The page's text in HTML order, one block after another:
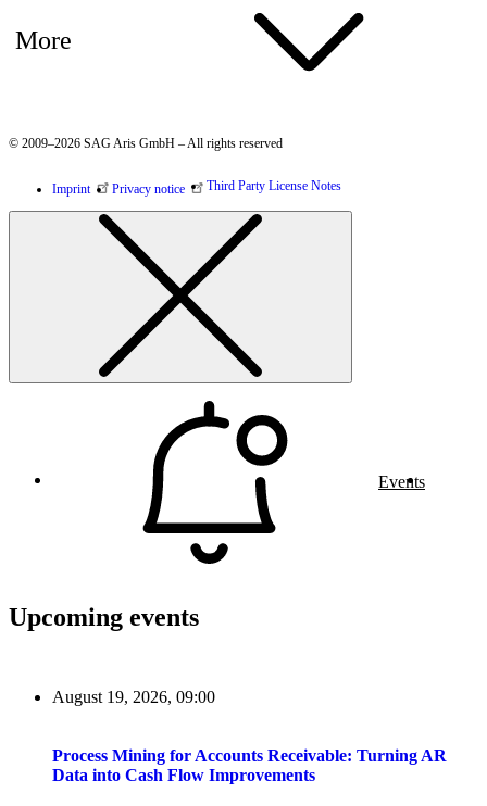
More
© 2009–2026 SAG Aris GmbH – All rights reserved
Imprint Privacy notice Third Party License Notes
Events
Upcoming events
August 19, 2026, 09:00
Process Mining for Accounts Receivable: Turning AR
Data into Cash Flow Improvements